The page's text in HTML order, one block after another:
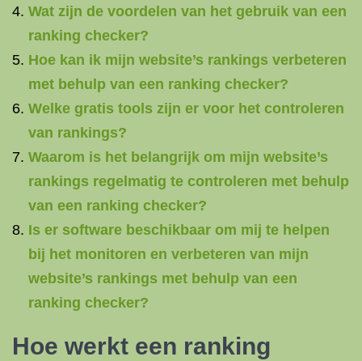
Wat zijn de voordelen van het gebruik van een
ranking checker?
Hoe kan ik mijn website’s rankings verbeteren
met behulp van een ranking checker?
Welke gratis tools zijn er voor het controleren
van rankings?
Waarom is het belangrijk om mijn website’s
rankings regelmatig te controleren met behulp
van een ranking checker?
Is er software beschikbaar om mij te helpen
bij het monitoren en verbeteren van mijn
website’s rankings met behulp van een
ranking checker?
Hoe werkt een ranking